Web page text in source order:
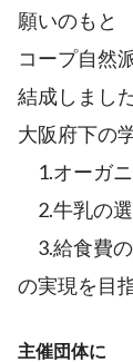
願いのもと
コープ自然
結成しました
大阪府下の
1.オーガ
2.牛乳の
3.給食費
の実現を目
主催団体に